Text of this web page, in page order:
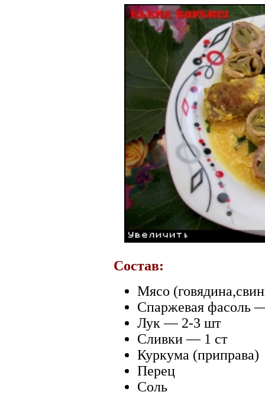
Состав:
Мясо
Спаржевая фасоль
Лук — 2-3 шт
Сливки — 1 ст
Куркума (приправа)
Перец
Соль